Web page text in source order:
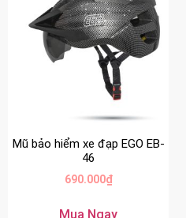
Mũ bảo hiểm xe đạp EGO EB-
46
690.000₫
Mua Ngay